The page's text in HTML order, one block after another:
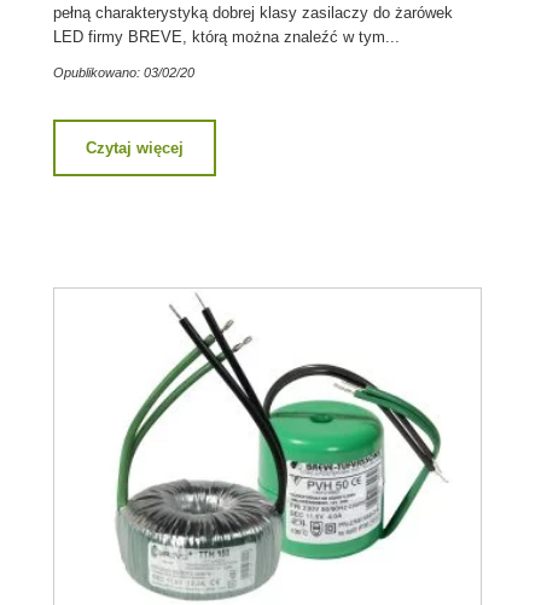
pełną charakterystyką dobrej klasy zasilaczy do żarówek
LED firmy BREVE, którą można znaleźć w tym...
Opublikowano: 03/02/20
Czytaj więcej